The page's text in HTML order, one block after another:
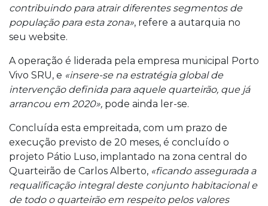
contribuindo para atrair diferentes segmentos de
população para esta zona», refere a autarquia no
seu website.
A operação é liderada pela empresa municipal Porto
Vivo SRU, e «insere-se na estratégia global de
intervenção definida para aquele quarteirão, que já
arrancou em 2020», pode ainda ler-se.
Concluída esta empreitada, com um prazo de
execução previsto de 20 meses, é concluído o
projeto Pátio Luso, implantado na zona central do
Quarteirão de Carlos Alberto, «ficando assegurada a
requalificação integral deste conjunto habitacional e
de todo o quarteirão em respeito pelos valores